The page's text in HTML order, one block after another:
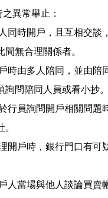
時之異常舉止：
）多人同時開戶，且互相
彼此間無合理關係者。
）開戶時由多人陪同，並
時，須詢問陪同人員或看小抄
）對於行員詢問開戶相關
。
）辦理開戶時，銀行門口
）開戶人當場與他人談論買